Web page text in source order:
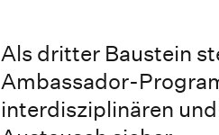
Als dritter Baustein
Ambassador-
interdisziplinären